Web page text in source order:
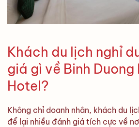
Khách du lịch nghỉ
giá gì về Binh Duong
Hotel?
Không chỉ doanh nhân, khách du
để lại nhiều đánh giá tích cực về